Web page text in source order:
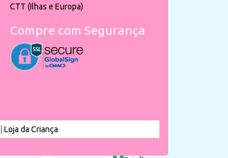
CTT (Ilhas e Europa)
Compre com Segurança
Loja da Criança